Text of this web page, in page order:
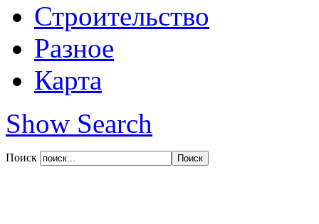
Строительство
Разное
Карта
Show Search
Поиск